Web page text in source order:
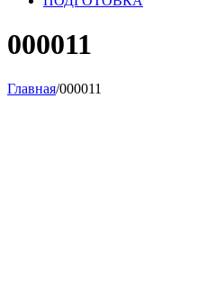
000011
Главная/000011